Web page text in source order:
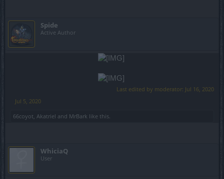
Spide
Active Author
Last edited by moderator: Jul 16, 2020
Jul 5, 2020
66coyot, Akatriel and MrBark like this.
WhiciaQ
User